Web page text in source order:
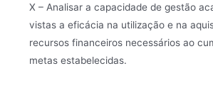
X – Analisar a capacidade de gestão
vistas a eficácia na utilização e na
recursos financeiros necessários ao
metas estabelecidas.